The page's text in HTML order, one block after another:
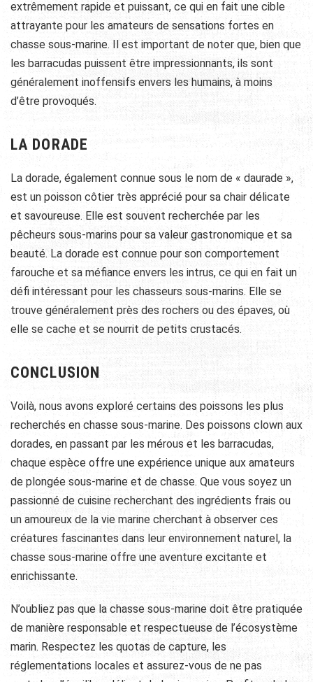
extrêmement rapide et puissant, ce qui en fait une cible
attrayante pour les amateurs de sensations fortes en
chasse sous-marine. Il est important de noter que, bien que
les barracudas puissent être impressionnants, ils sont
généralement inoffensifs envers les humains, à moins
d’être provoqués.
LA DORADE
La dorade, également connue sous le nom de « daurade »,
est un poisson côtier très apprécié pour sa chair délicate
et savoureuse. Elle est souvent recherchée par les
pêcheurs sous-marins pour sa valeur gastronomique et sa
beauté. La dorade est connue pour son comportement
farouche et sa méfiance envers les intrus, ce qui en fait un
défi intéressant pour les chasseurs sous-marins. Elle se
trouve généralement près des rochers ou des épaves, où
elle se cache et se nourrit de petits crustacés.
CONCLUSION
Voilà, nous avons exploré certains des poissons les plus
recherchés en chasse sous-marine. Des poissons clown aux
dorades, en passant par les mérous et les barracudas,
chaque espèce offre une expérience unique aux amateurs
de plongée sous-marine et de chasse. Que vous soyez un
passionné de cuisine recherchant des ingrédients frais ou
un amoureux de la vie marine cherchant à observer ces
créatures fascinantes dans leur environnement naturel, la
chasse sous-marine offre une aventure excitante et
enrichissante.
N’oubliez pas que la chasse sous-marine doit être pratiquée
de manière responsable et respectueuse de l’écosystème
marin. Respectez les quotas de capture, les
réglementations locales et assurez-vous de ne pas